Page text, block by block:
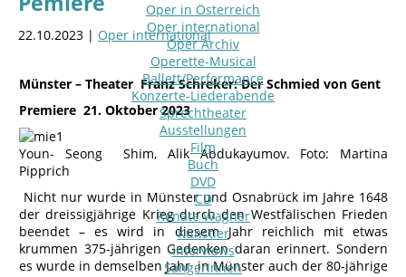
Oper in Österreich
Oper international
Oper Archiv
Operette-Musical
Ballett/Performance
Konzerte-Liederabende
Sprechtheater
Ausstellungen
Film
Buch
DVD
CD
Renate Wagner
Künstler
Interviews
SängerInnen
22.10.2023 | Oper international
Münster – Theater Franz Schreker: Der Schmied von Gent
Premiere 21. Oktober 2023
Youn- Seong Shim, Alik Abdukayumov. Foto: Martina
Pipprich
Nicht nur wurde in Münster und Osnabrück im Jahre 1648
der dreissigjährige Krieg durch den Westfälischen Frieden
beendet – es wird in diesem Jahr reichlich mit etwas
krummen 375-jährigen Gedenken daran erinnert. Sondern
es wurde in demselben Jahr in Münster auch der 80-jährige